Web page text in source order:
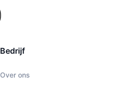
Bedrijf
Over ons